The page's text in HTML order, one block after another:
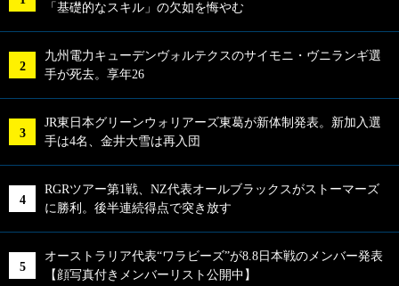
「基礎的なスキル」の欠如を悔やむ
九州電力キューデンヴォルテクスのサイモニ・ヴニランギ選
手が死去。享年26
JR東日本グリーンウォリアーズ東葛が新体制発表。新加入選
手は4名、金井大雪は再入団
RGRツアー第1戦、NZ代表オールブラックスがストーマーズ
に勝利。後半連続得点で突き放す
オーストラリア代表“ワラビーズ”が8.8日本戦のメンバー発表
【顔写真付きメンバーリスト公開中】